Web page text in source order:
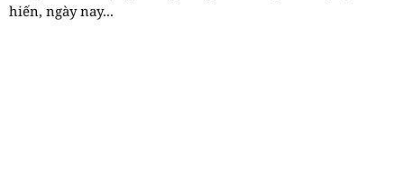
hiến, ngày nay...